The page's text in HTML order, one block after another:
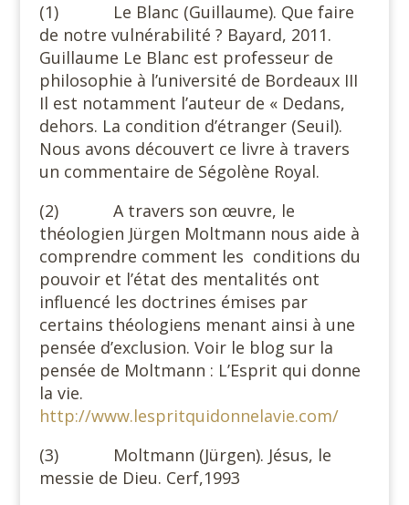
(1) Le Blanc (Guillaume). Que faire
de notre vulnérabilité ? Bayard, 2011.
Guillaume Le Blanc est professeur de
philosophie à l’université de Bordeaux III
Il est notamment l’auteur de « Dedans,
dehors. La condition d’étranger (Seuil).
Nous avons découvert ce livre à travers
un commentaire de Ségolène Royal.
(2) A travers son œuvre, le
théologien Jürgen Moltmann nous aide à
comprendre comment les conditions du
pouvoir et l’état des mentalités ont
influencé les doctrines émises par
certains théologiens menant ainsi à une
pensée d’exclusion. Voir le blog sur la
pensée de Moltmann : L’Esprit qui donne
la vie.
http://www.lespritquidonnelavie.com/
(3) Moltmann (Jürgen). Jésus, le
messie de Dieu. Cerf,1993